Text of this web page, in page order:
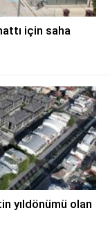
için saha
yıldönümü olan